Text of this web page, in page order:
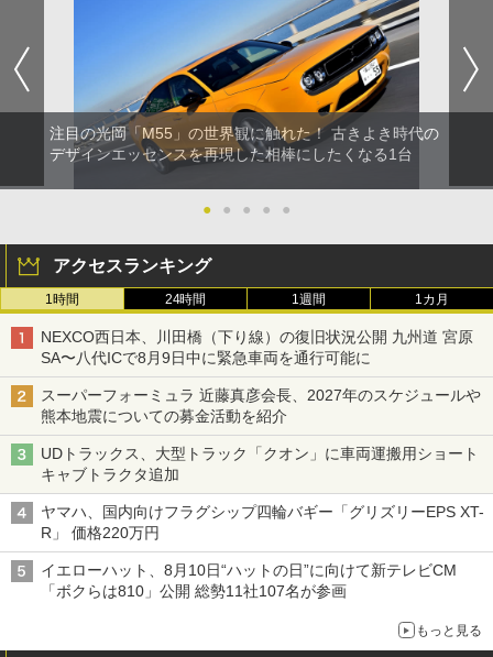
注目の光岡「M55」の世界観に触れた！ 古きよき時代の
デザインエッセンスを再現した相棒にしたくなる1台
● ● ● ● ●
アクセスランキング
1時間 24時間 1週間 1カ月
NEXCO西日本、川田橋（下り線）の復旧状況公開 九州道 宮原
SA〜八代ICで8月9日中に緊急車両を通行可能に
スーパーフォーミュラ 近藤真彦会長、2027年のスケジュールや
熊本地震についての募金活動を紹介
UDトラックス、大型トラック「クオン」に車両運搬用ショート
キャブトラクタ追加
ヤマハ、国内向けフラグシップ四輪バギー「グリズリーEPS XT-
R」 価格220万円
イエローハット、8月10日“ハットの日”に向けて新テレビCM
「ボクらは810」公開 総勢11社107名が参画
もっと見る